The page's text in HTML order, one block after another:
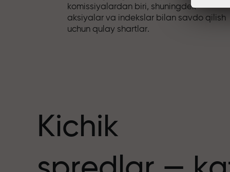
komissiyalardan biri, shuningdek
aksiyalar va indekslar bilan savdo qilish
uchun qulay shartlar.
qadriyatlarni baham ko‘radi. Aleš Loprais
savdo olamiga intilish va intizom
Kichik